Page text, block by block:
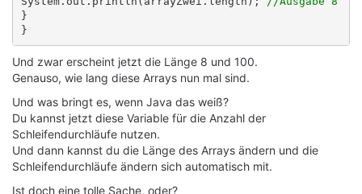
}
Und zwar erscheint jetzt die Länge 8 und 100.
Genauso, wie lang diese Arrays nun mal sind.
Und was bringt es, wenn Java das weiß?
Du kannst jetzt diese Variable für die Anzahl der
Schleifendurchläufe nutzen.
Und dann kannst du die Länge des Arrays ändern und die
Schleifendurchläufe ändern sich automatisch mit.
Ist doch eine tolle Sache, oder?